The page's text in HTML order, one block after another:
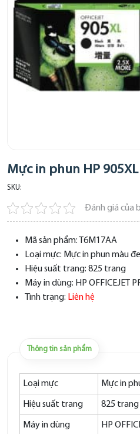
Mực in phun HP
SKU:
Đánh giá của
Mã sản phẩm: T6M17AA
Loại mực: Mực in phun màu
Hiệu suất trang: 825 trang
Máy in dùng: HP OFFICEJET
Tình trạng: Liên hệ
Thông tin sản phẩm
Loại mực Mực in
Hiệu suất trang 825 trang
Máy in dùng HP